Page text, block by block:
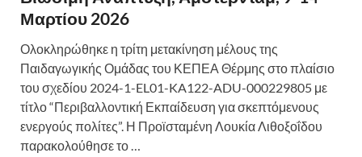
Μαρτίου 2026
Ολοκληρώθηκε η τρίτη μετακίνηση μέλους της
Παιδαγωγικής Ομάδας του ΚΕΠΕΑ Θέρμης στο πλαίσιο
του σχεδίου 2024-1-EL01-KA122-ADU-000229805 με
τίτλο “Περιβαλλοντική Εκπαίδευση για σκεπτόμενους
ενεργούς πολίτες”. Η Προϊσταμένη Λουκία Λιθοξοΐδου
παρακολούθησε το …